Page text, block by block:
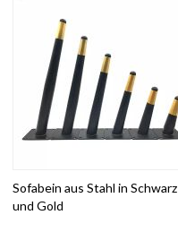
Sofabein aus Stahl in Schwarz
und Gold